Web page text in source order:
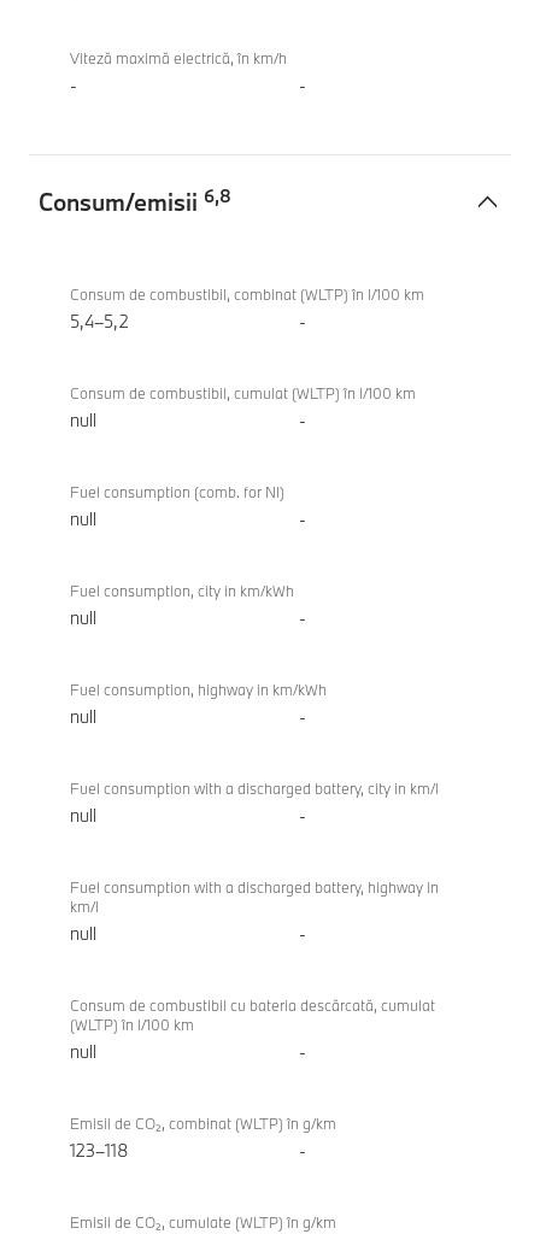
Viteză maximă electrică, în km/h
- -
Consum/emisii 6,8
220
Gran
Consum de combustibil, combinat (WLTP) în l/100 km
5,4–5,2 -
Consum de combustibil, cumulat (WLTP) în l/100 km
null -
Fuel consumption (comb. for NI)
null -
Fuel consumption, city in km/kWh
null -
Fuel consumption, highway in km/kWh
null -
Fuel consumption with a discharged battery, city in km/l
null -
Fuel consumption with a discharged battery, highway in
km/l
null -
Consum de combustibil cu bateria descărcată, cumulat
(WLTP) în l/100 km
null -
Emisii de CO₂, combinat (WLTP) în g/km
123–118 -
Emisii de CO₂, cumulate (WLTP) în g/km